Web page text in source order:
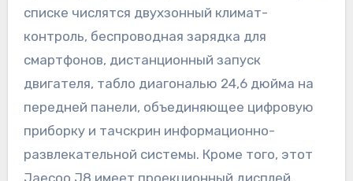
списке числятся двухзонный климат-
контроль, беспроводная зарядка для
смартфонов, дистанционный запуск
двигателя, табло диагональю 24,6 дюйма на
передней панели, объединяющее цифровую
приборку и тачскрин информационно-
развлекательной системы. Кроме того, этот
Jaecoo J8 имеет проекционный дисплей,